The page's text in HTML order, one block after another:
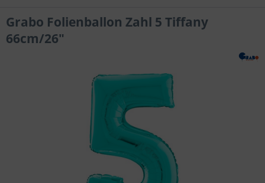
Grabo Folienballon Zahl 5 Tiffany
66cm/26"